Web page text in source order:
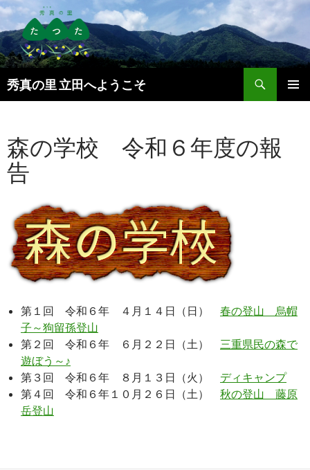
秀真の里 立田へようこそ
索
ン
ツ
へ
ス
プ
森の学校 令和６年度の報
告
第１回 令和６年 ４月１４日（日） 春の登山 烏帽
子～狗留孫登山
第２回 令和６年 ６月２２日（土） 三重県民の森で
遊ぼう～♪
第３回 令和６年 ８月１３日（火） ディキャンプ
第４回 令和６年１０月２６日（土） 秋の登山 藤原
岳登山